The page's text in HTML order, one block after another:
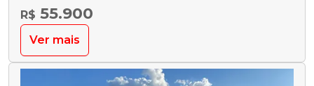
R$ 55.900
Ver mais